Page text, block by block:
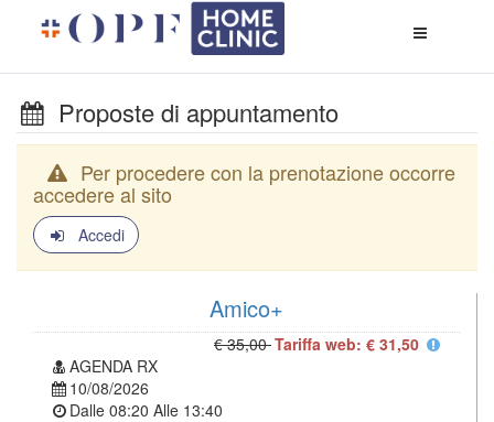
di
Proposte di appuntamento
Per procedere con la prenotazione occorre
accedere al sito
Accedi
Amico+
€ 35,00Tariffa web: € 31,50
AGENDA RX
10/08/2026
Dalle 08:20 Alle 13:40